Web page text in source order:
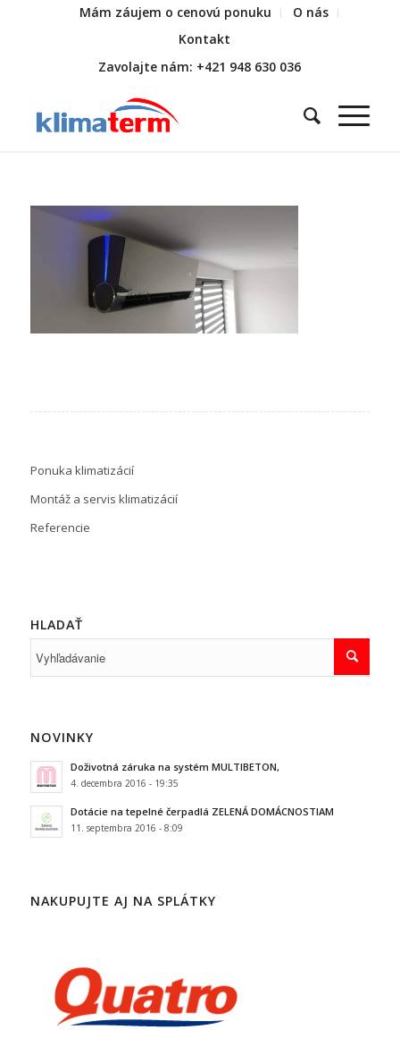
Mám záujem o cenovú ponuku
O nás
Kontakt
Zavolajte nám: +421 948 630 036
Ponuka klimatizácií
Montáž a servis klimatizácií
Referencie
HLADAŤ
NOVINKY
Doživotná záruka na systém MULTIBETON,
4. decembra 2016 - 19:35
Dotácie na tepelné čerpadlá ZELENÁ DOMÁCNOSTIAM
11. septembra 2016 - 8:09
NAKUPUJTE AJ NA SPLÁTKY